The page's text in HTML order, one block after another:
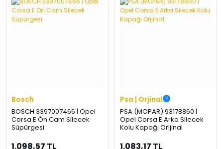
Bosch
BOSCH 3397007466 | Opel
Corsa E Ön Cam Silecek
Süpürgesi
1.098,57 TL
Psa | Orjinal
PSA (MOPAR) 93178860 |
Opel Corsa E Arka Silecek
Kolu Kapağı Orijinal
1.083,17 TL